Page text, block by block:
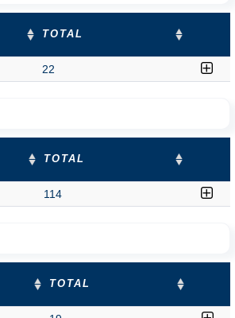
TOTAL
22
TOTAL
114
TOTAL